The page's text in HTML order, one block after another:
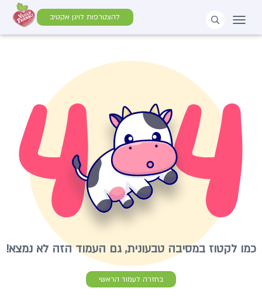
להצטרפות לויגן אקטיב
כמו לקטוז במסיבה טבעונית, גם העמוד הזה לא נמצא!
בחזרה לעמוד הראשי